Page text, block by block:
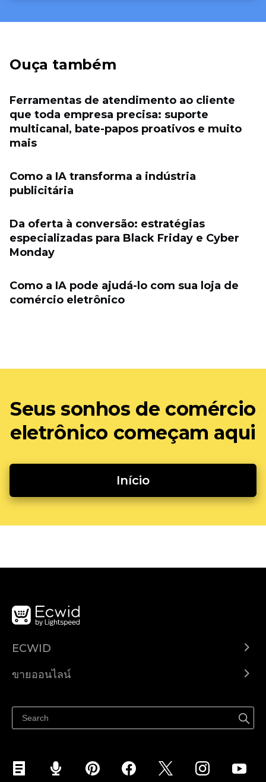
Ouça também
Ferramentas de atendimento ao cliente
que toda empresa precisa: suporte
multicanal, bate-papos proativos e muito
mais
Como a IA transforma a indústria
publicitária
Da oferta à conversão: estratégias
especializadas para Black Friday e Cyber ​​
Monday
Como a IA pode ajudá-lo com sua loja de
comércio eletrônico
Seus sonhos de comércio
eletrônico começam aqui
Início
ECWID
ราคา
ขายออนไลน์
ขายบนเฟสบุ๊ค